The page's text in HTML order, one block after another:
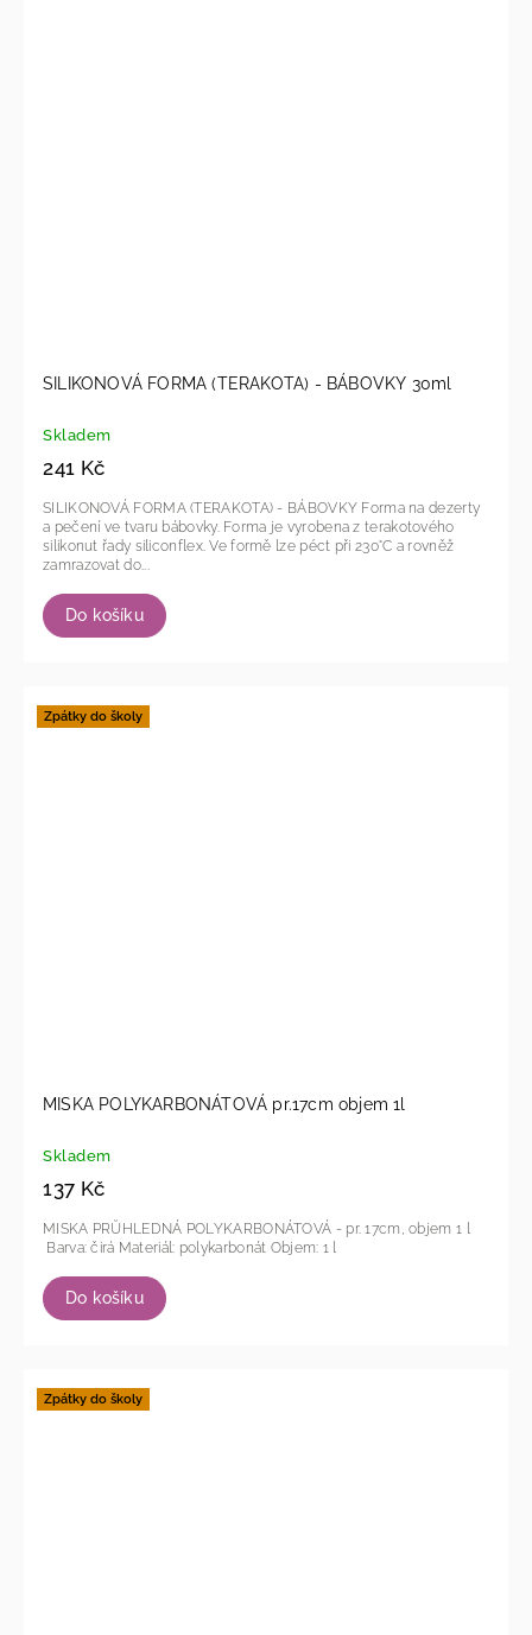
SILIKONOVÁ FORMA (TERAKOTA) - BÁBOVKY 30ml
Skladem
241 Kč
Do košíku
SILIKONOVÁ FORMA (TERAKOTA) - BÁBOVKY Forma na dezerty
a pečení ve tvaru bábovky. Forma je vyrobena z terakotového
silikonut řady siliconflex. Ve formě lze péct při 230°C a rovněž
zamrazovat do...
Zpátky do školy
MISKA POLYKARBONÁTOVÁ pr.17cm objem 1l
Skladem
137 Kč
Do košíku
MISKA PRŮHLEDNÁ POLYKARBONÁTOVÁ - pr. 17cm, objem 1 l
Zpátky do školy